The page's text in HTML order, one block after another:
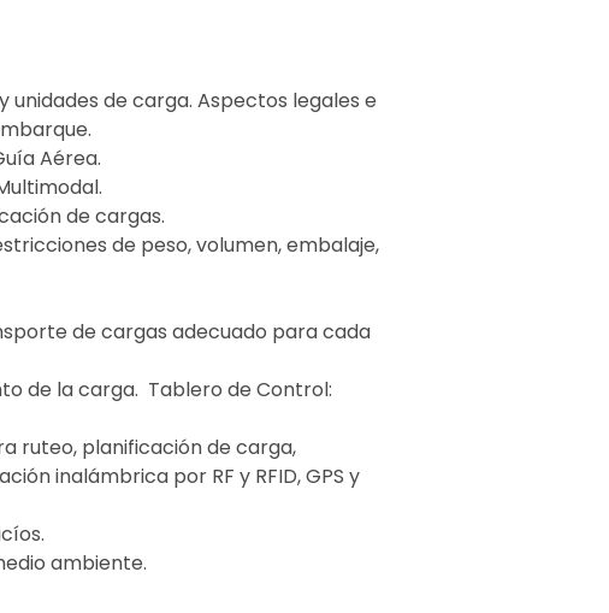
de carga. Aspectos legales e
Aérea.
de cargas.
de peso, volumen, embalaje,
de cargas adecuado para cada
de la carga. Tablero de Control:
ruteo, planificación de carga,
inalámbrica por RF y RFID, GPS y
ambiente.